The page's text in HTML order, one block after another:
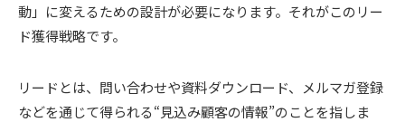
動」に変えるための設計が必要になります。それがこのリー
ド獲得戦略です。
リードとは、問い合わせや資料ダウンロード、メルマガ登録
などを通じて得られる“見込み顧客の情報”のことを指しま